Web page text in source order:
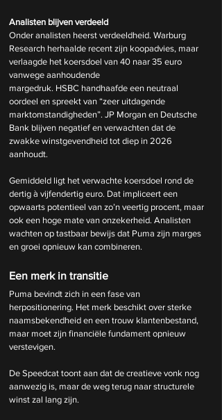
Analisten blijven verdeeld
Onder analisten heerst verdeeldheid. Warburg
Research herhaalde recent zijn koopadvies, maar
verlaagde het koersdoel van 40 naar 35 euro
vanwege aanhoudende
margedruk. HSBC handhaafde een neutraal
oordeel en spreekt van “zeer uitdagende
marktomstandigheden”. JP Morgan en Deutsche
Bank blijven negatief en verwachten dat de
zwakke winstgevendheid tot diep in 2026
aanhoudt.
Gemiddeld ligt het verwachte koersdoel rond de
dertig à vijfendertig euro. Dat impliceert een
opwaarts potentieel van zo’n veertig procent, maar
ook een hoge mate van onzekerheid. Analisten
wachten op tastbaar bewijs dat Puma zijn marges
en groei opnieuw kan combineren.
Een merk in transitie
Puma bevindt zich in een fase van
herpositionering. Het merk beschikt over sterke
naamsbekendheid en een trouw klantenbestand,
maar moet zijn financiële fundament opnieuw
verstevigen.
De Speedcat toont aan dat de creatieve vonk nog
aanwezig is, maar de weg terug naar structurele
winst zal lang zijn.